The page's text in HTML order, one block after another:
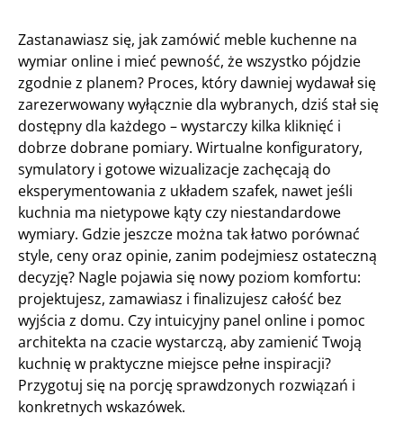
Zastanawiasz się, jak zamówić meble kuchenne na
wymiar online i mieć pewność, że wszystko pójdzie
zgodnie z planem? Proces, który dawniej wydawał się
zarezerwowany wyłącznie dla wybranych, dziś stał się
dostępny dla każdego – wystarczy kilka kliknięć i
dobrze dobrane pomiary. Wirtualne konfiguratory,
symulatory i gotowe wizualizacje zachęcają do
eksperymentowania z układem szafek, nawet jeśli
kuchnia ma nietypowe kąty czy niestandardowe
wymiary. Gdzie jeszcze można tak łatwo porównać
style, ceny oraz opinie, zanim podejmiesz ostateczną
decyzję? Nagle pojawia się nowy poziom komfortu:
projektujesz, zamawiasz i finalizujesz całość bez
wyjścia z domu. Czy intuicyjny panel online i pomoc
architekta na czacie wystarczą, aby zamienić Twoją
kuchnię w praktyczne miejsce pełne inspiracji?
Przygotuj się na porcję sprawdzonych rozwiązań i
konkretnych wskazówek.